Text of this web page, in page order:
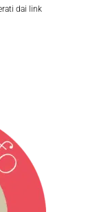
dai link